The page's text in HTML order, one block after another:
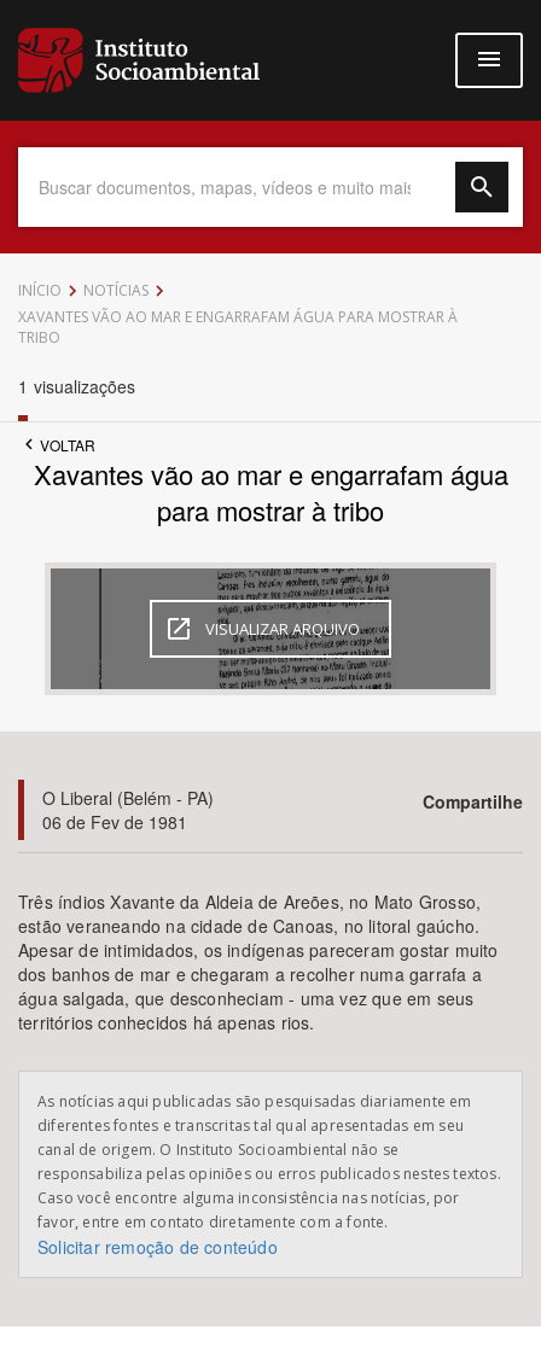
para
conteúdo
Data do Documento
Área de Levantamento
Área Protegida
BUSCAR
INÍCIO
NOTÍCIAS
XAVANTES VÃO AO MAR E ENGARRAFAM ÁGUA PARA MOSTRAR À
TRIBO
1 visualizações
VOLTAR
Xavantes vão ao mar e engarrafam água
para mostrar à tribo
VISUALIZAR ARQUIVO
O Liberal (Belém - PA)
06 de Fev de 1981
Compartilhe
Três índios Xavante da Aldeia de Areões, no Mato Grosso,
estão veraneando na cidade de Canoas, no litoral gaúcho.
Apesar de intimidados, os indígenas pareceram gostar muito
dos banhos de mar e chegaram a recolher numa garrafa a
água salgada, que desconheciam - uma vez que em seus
territórios conhecidos há apenas rios.
As notícias aqui publicadas são pesquisadas diariamente em
diferentes fontes e transcritas tal qual apresentadas em seu
canal de origem. O Instituto Socioambiental não se
responsabiliza pelas opiniões ou erros publicados nestes textos.
Caso você encontre alguma inconsistência nas notícias, por
favor, entre em contato diretamente com a fonte.
Solicitar remoção de conteúdo